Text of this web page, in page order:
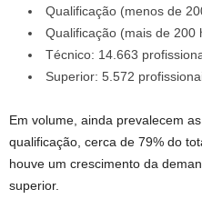
Qualificação (menos de
Qualificação (mais de 200
Técnico: 14.663
Superior: 5.572
Em volume, ainda prevalecem
qualificação, cerca de 79% do
houve um crescimento da
superior.